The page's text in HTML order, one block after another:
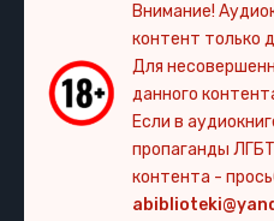
Внимание!
контент только
Для
данного
Если в
пропаганды
контента -